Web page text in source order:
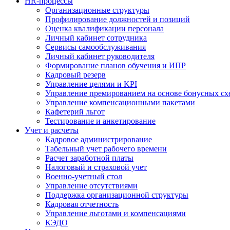
Организационные структуры
Профилирование должностей и позиций
Оценка квалификации персонала
Личный кабинет сотрудника
Сервисы самообслуживания
Личный кабинет руководителя
Формирование планов обучения и ИПР
Кадровый резерв
Управление целями и KPI
Управление премированием на основе бонусных
Управление компенсационными пакетами
Кафетерий льгот
Тестирование и анкетирование
Учет и расчеты
Кадровое администрирование
Табельный учет рабочего времени
Расчет заработной платы
Налоговый и страховой учет
Военно-учетный стол
Управление отсутствиями
Поддержка организационной структуры
Кадровая отчетность
Управление льготами и компенсациями
КЭДО